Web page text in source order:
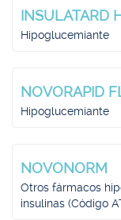
INSULATARD
Hipoglucemiante
NOVORAPID
Hipoglucemiante
NOVONORM
Otros fármacos
insulinas (Código